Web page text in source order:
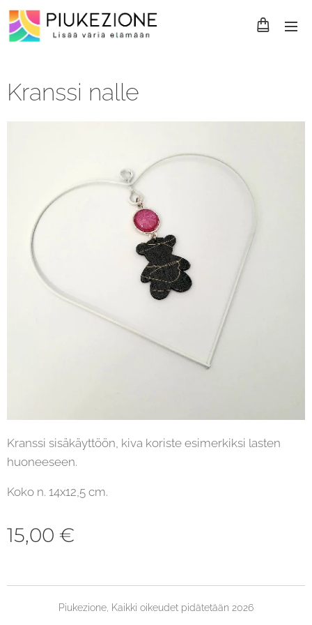
Kranssi nalle
Kranssi sisäkäyttöön, kiva koriste esimerkiksi lasten
huoneeseen.
Koko n. 14x12,5 cm.
15,00 €
Piukezione, Kaikki oikeudet pidätetään 2026